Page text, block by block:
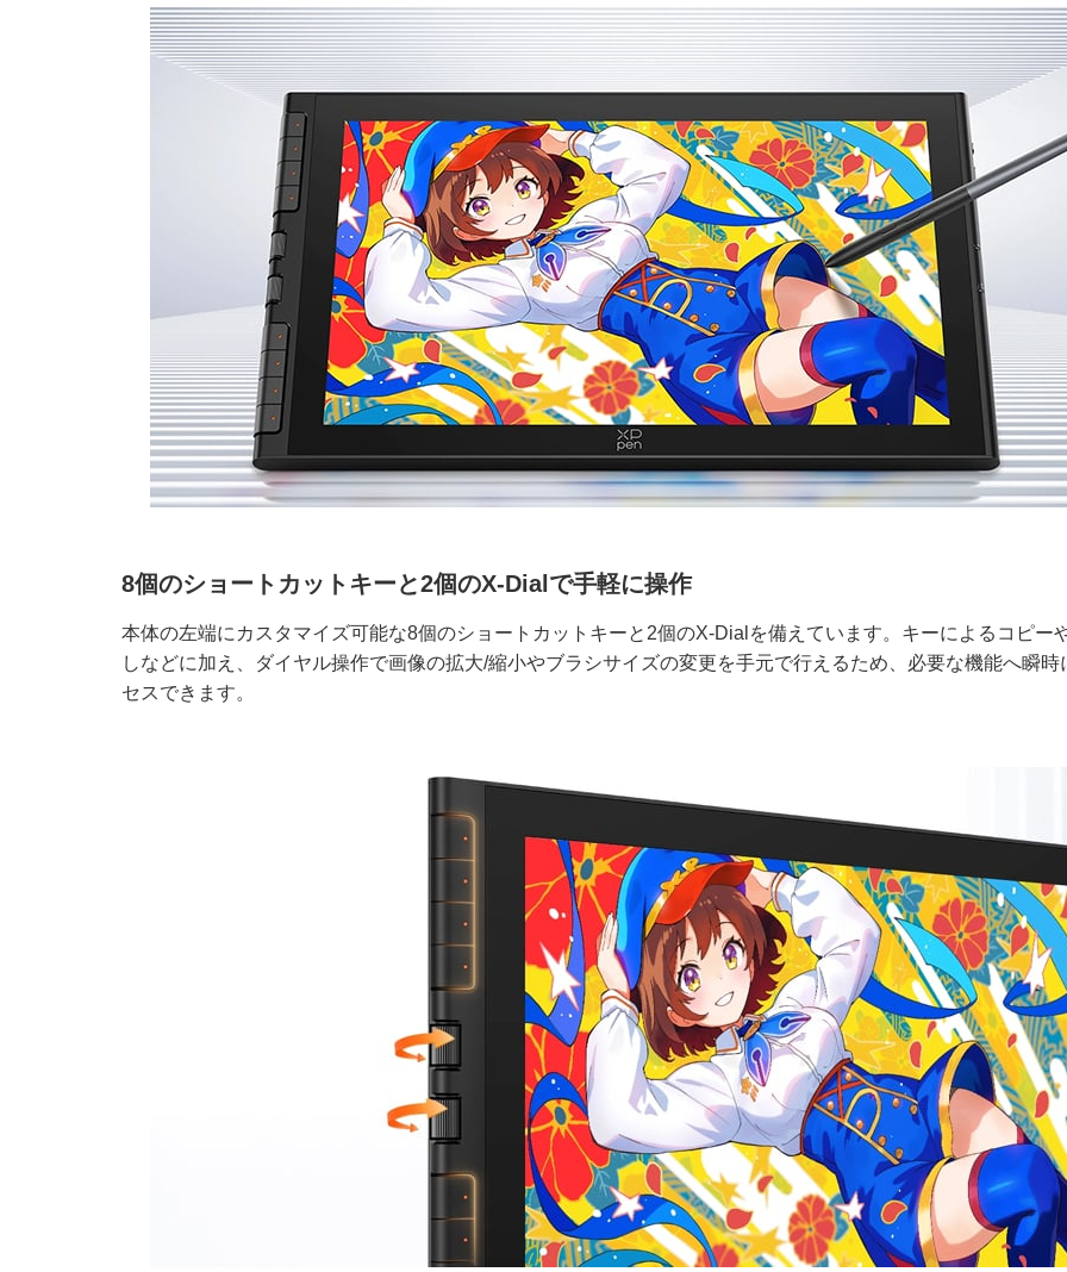
8個のショートカットキーと2個のX-Dialで手軽に操作
本体の左端にカスタマイズ可能な8個のショートカットキーと2個のX-Dialを備えています。キーによるコピー
しなどに加え、ダイヤル操作で画像の拡大/縮小やブラシサイズの変更を手元で行えるため、必要な機能へ瞬時
セスできます。